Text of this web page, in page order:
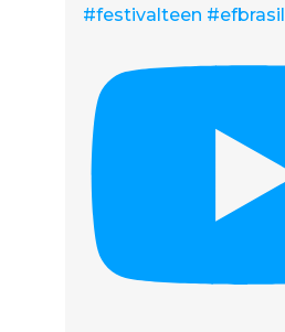
#festivalteen #efbrasil